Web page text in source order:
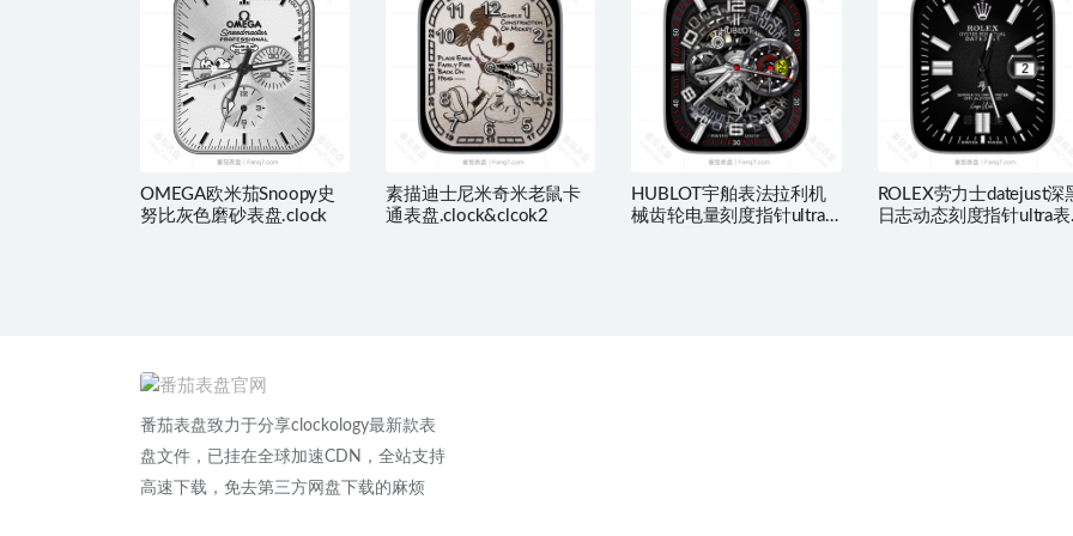
OMEGA欧米茄Snoopy史
努比灰色磨砂表盘.clock
素描迪士尼米奇米老鼠卡
通表盘.clock&clcok2
HUBLOT宇舶表法拉利机
械齿轮电量刻度指针ultra
ROLEX劳力士datejust深
日志动态刻度指针ultra表
番茄表盘致力于分享clockology最新款表
盘文件，已挂在全球加速CDN，全站支持
高速下载，免去第三方网盘下载的麻烦